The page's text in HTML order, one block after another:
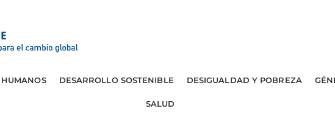
DESARROLLO SOSTENIBLE DESIGUALDAD Y POBREZA
SALUD